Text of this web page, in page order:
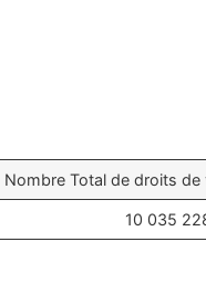
Nombre Total de droits
10 035